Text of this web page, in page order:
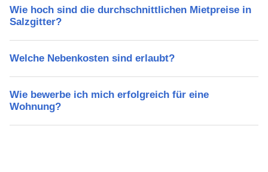
Wie hoch sind die durchschnittlichen Mietpreise in
Salzgitter?
Welche Nebenkosten sind erlaubt?
Wie bewerbe ich mich erfolgreich für eine
Wohnung?